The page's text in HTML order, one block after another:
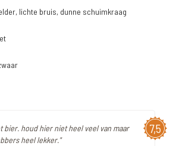
lichte bruis, dunne schuimkraag
7,5
bier. houd hier niet heel veel van maar
heel lekker."